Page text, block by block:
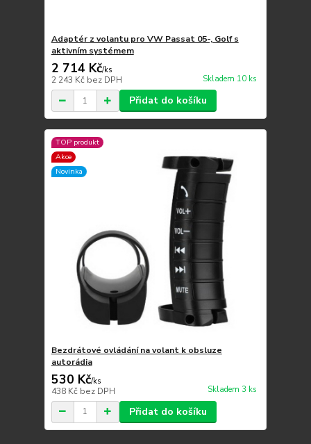
Adaptér z volantu pro VW Passat 05-, Golf s
aktivním systémem
2 714 Kč/ks
2 243 Kč bez DPH Skladem 10 ks
Přidat do košíku
TOP produkt
Akce
Novinka
Bezdrátové ovládání na volant k obsluze
autorádia
530 Kč/ks
438 Kč bez DPH Skladem 3 ks
Přidat do košíku